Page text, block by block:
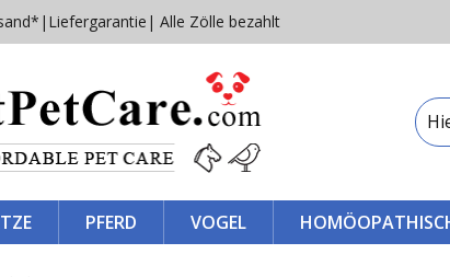
| Liefergarantie | Alle Zölle bezahlt
PFERD VOGEL